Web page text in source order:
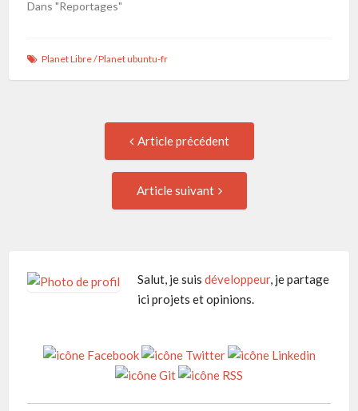
Dans "Reportages"
Planet Libre/Planet ubuntu-fr
Navigation Article précédent
Article suivant
Salut, je suisdéveloppeur, je partage
ici projets et opinions.